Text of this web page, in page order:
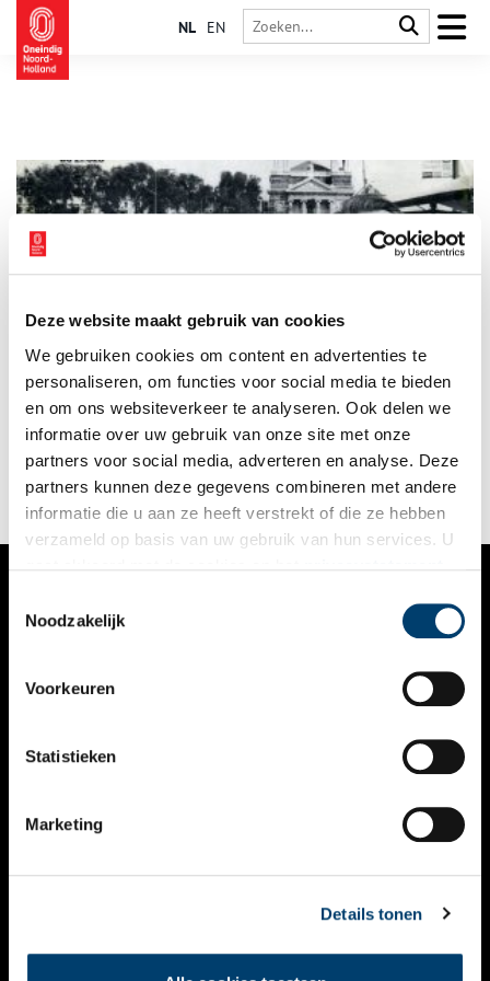
Deze website maakt gebruik van cookies
We gebruiken cookies om content en advertenties te
personaliseren, om functies voor social media te bieden
en om ons websiteverkeer te analyseren. Ook delen we
informatie over uw gebruik van onze site met onze
partners voor social media, adverteren en analyse. Deze
partners kunnen deze gegevens combineren met andere
informatie die u aan ze heeft verstrekt of die ze hebben
verzameld op basis van uw gebruik van hun services. U
Noodzakelijk
Voorkeuren
Statistieken
Marketing
Details tonen
NL EN
Amsterdammer Johnny Kraaijkamp en Utrechter Rijk de Gooyer
zijn als Johnny & Rijk een succesvol komisch duo met een
eigen show op de Nederlandse televisie. Ze brengen ook
platen uit en hebben in 1957 hun eerste hits met de singles Ik
Ben Zo Blij en De Ouwe Sopraan Uit De Jordaan. Hun grootste
hit hebben Johnny & Rijk in 1967 met De Bostellla.
VERHALEN
KALENDER
THEMA’S
VIDEO’S
CONTACT